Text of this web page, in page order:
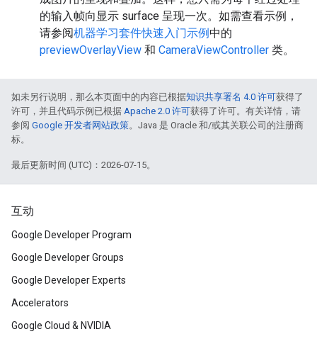
的输入帧向显示 surface 呈现一次。如需查看示例，
请参阅机器学习套件快速入门示例中的
previewOverlayView 和 CameraViewController 类。
如未另行说明，那么本页面中的内容已根据知识共享署名 4.0 许可获得了
许可，并且代码示例已根据 Apache 2.0 许可获得了许可。有关详情，请
参阅 Google 开发者网站政策。Java 是 Oracle 和/或其关联公司的注册商
标。
最后更新时间 (UTC)：2026-07-15。
互动
Google Developer Program
Google Developer Groups
Google Developer Experts
Accelerators
Google Cloud & NVIDIA